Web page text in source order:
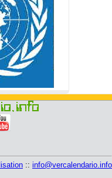
:: info@vercalendario.info